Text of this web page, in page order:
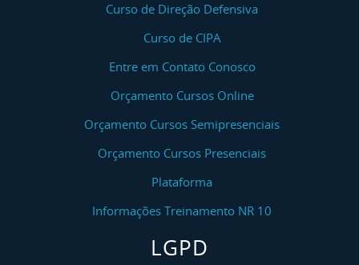
Curso de Direção Defensiva
Curso de CIPA
Entre em Contato Conosco
Orçamento Cursos Online
Orçamento Cursos Semipresenciais
Orçamento Cursos Presenciais
Plataforma
Informações Treinamento NR 10
LGPD